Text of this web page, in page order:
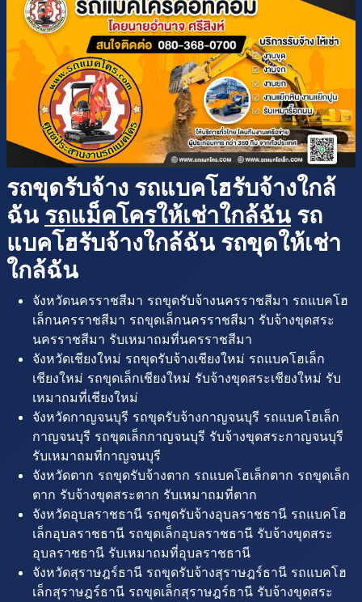
รถขุดรับจ้าง รถแบคโฮรับจ้างใกล้
ฉัน รถแม็คโครให้เช่าใกล้ฉัน รถ
แบคโฮรับจ้างใกล้ฉัน รถขุดให้เช่า
ใกล้ฉัน
จังหวัดนครราชสีมา รถขุดรับจ้างนครราชสีมา รถแบคโฮ
เล็กนครราชสีมา รถขุดเล็กนครราชสีมา รับจ้างขุดสระ
นครราชสีมา รับเหมาถมที่นครราชสีมา
จังหวัดเชียงใหม่ รถขุดรับจ้างเชียงใหม่ รถแบคโฮเล็ก
เชียงใหม่ รถขุดเล็กเชียงใหม่ รับจ้างขุดสระเชียงใหม่ รับ
เหมาถมที่เชียงใหม่
จังหวัดกาญจนบุรี รถขุดรับจ้างกาญจนบุรี รถแบคโฮเล็ก
กาญจนบุรี รถขุดเล็กกาญจนบุรี รับจ้างขุดสระกาญจนบุรี
รับเหมาถมที่กาญจนบุรี
จังหวัดตาก รถขุดรับจ้างตาก รถแบคโฮเล็กตาก รถขุดเล็ก
ตาก รับจ้างขุดสระตาก รับเหมาถมที่ตาก
จังหวัดอุบลราชธานี รถขุดรับจ้างอุบลราชธานี รถแบคโฮ
เล็กอุบลราชธานี รถขุดเล็กอุบลราชธานี รับจ้างขุดสระ
อุบลราชธานี รับเหมาถมที่อุบลราชธานี
จังหวัดสุราษฎร์ธานี รถขุดรับจ้างสุราษฎร์ธานี รถแบคโฮ
เล็กสุราษฎร์ธานี รถขุดเล็กสุราษฎร์ธานี รับจ้างขุดสระ